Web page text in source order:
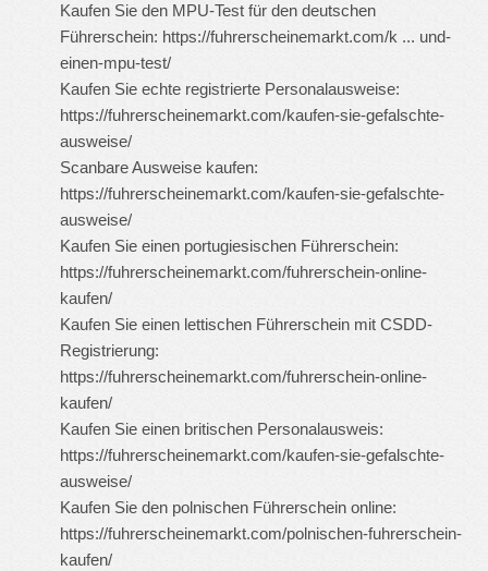
Kaufen Sie den MPU-Test für den deutschen
Führerschein: https://fuhrerscheinemarkt.com/k ... und-
einen-mpu-test/
Kaufen Sie echte registrierte Personalausweise:
https://fuhrerscheinemarkt.com/kaufen-sie-gefalschte-
ausweise/
Scanbare Ausweise kaufen:
https://fuhrerscheinemarkt.com/kaufen-sie-gefalschte-
ausweise/
Kaufen Sie einen portugiesischen Führerschein:
https://fuhrerscheinemarkt.com/fuhrerschein-online-
kaufen/
Kaufen Sie einen lettischen Führerschein mit CSDD-
Registrierung:
https://fuhrerscheinemarkt.com/fuhrerschein-online-
kaufen/
Kaufen Sie einen britischen Personalausweis:
https://fuhrerscheinemarkt.com/kaufen-sie-gefalschte-
ausweise/
Kaufen Sie den polnischen Führerschein online:
https://fuhrerscheinemarkt.com/polnischen-fuhrerschein-
kaufen/